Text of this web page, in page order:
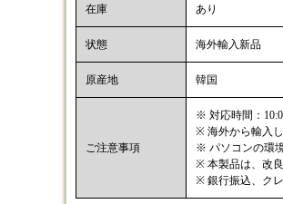
在庫 あり
状態 海外輸入新品
原産地 韓国
ご注意事項
※ 対応時間：
※ 海外から輸入
※ パソコンの環
※ 本製品は、改
※ 銀行振込、ク